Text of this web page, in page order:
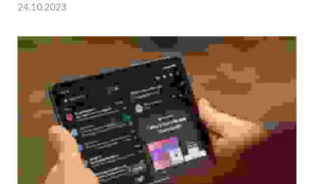
24.10.2023